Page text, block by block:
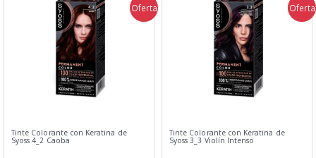
Oferta
Tinte Colorante con Keratina de
Syoss 4_2 Caoba
Oferta
Tinte Colorante con Keratina de
Syoss 3_3 Violín Intenso